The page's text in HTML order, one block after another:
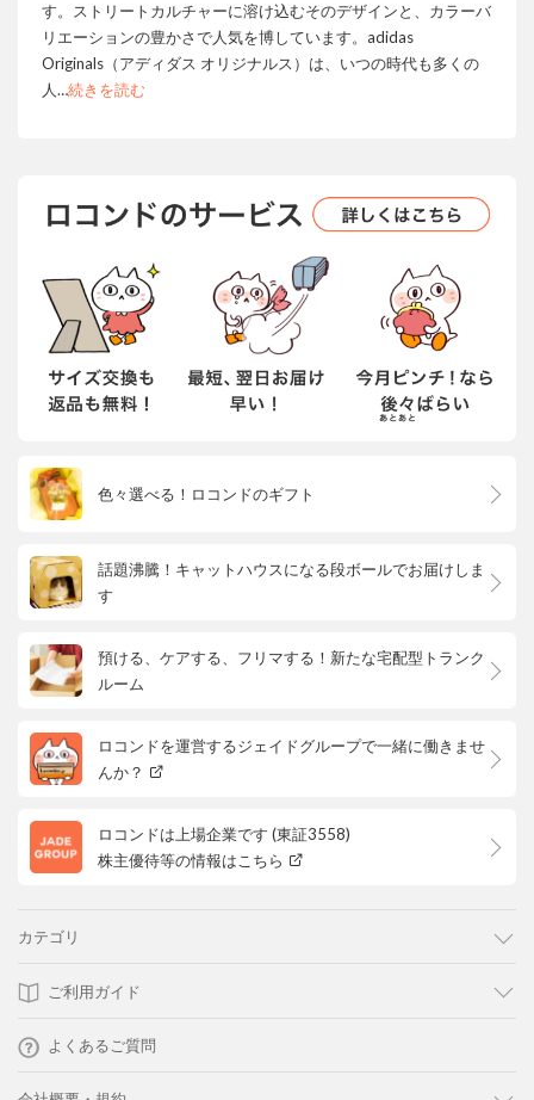
す。ストリートカルチャーに溶け込むそのデザインと、カラーバ
リエーションの豊かさで人気を博しています。adidas
Originals（アディダス オリジナルス）は、いつの時代も多くの
人…続きを読む
色々選べる！ロコンドのギフト
話題沸騰！キャットハウスになる段ボールでお届けしま
す
預ける、ケアする、フリマする！新たな宅配型トランク
ルーム
ロコンドを運営するジェイドグループで一緒に働きませ
んか？
ロコンドは上場企業です (東証3558)
株主優待等の情報はこちら
カテゴリ
ご利用ガイド
よくあるご質問